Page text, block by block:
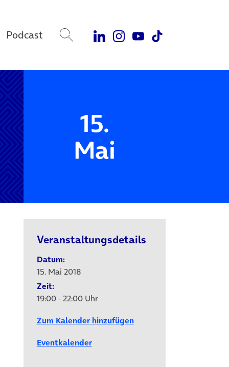
Podcast
15.
Mai
Veranstaltungsdetails
Datum:
15. Mai 2018
Zeit:
19:00 - 22:00 Uhr
Zum Kalender hinzufügen
Eventkalender